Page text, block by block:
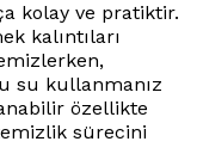
kolay ve pratiktir.
kalıntıları
su kullanmanız
özellikte
sürecini